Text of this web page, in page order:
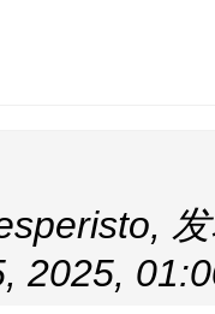
,
2025,